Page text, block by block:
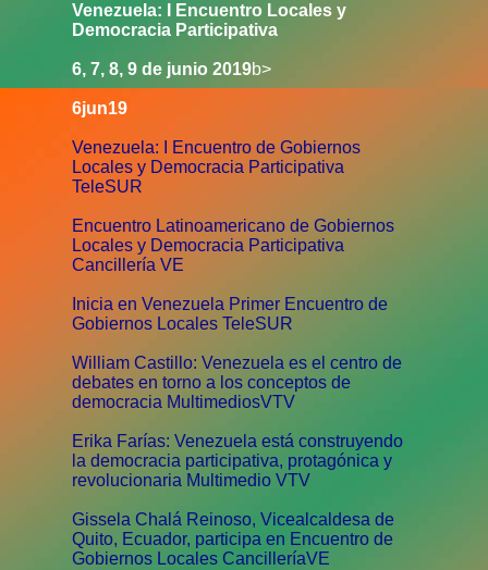
Venezuela: I Encuentro Locales y
Democracia Participativa
6, 7, 8, 9 de junio 2019b>
6jun19
Venezuela: I Encuentro de Gobiernos
Locales y Democracia Participativa
TeleSUR
Encuentro Latinoamericano de Gobiernos
Locales y Democracia Participativa
Cancillería VE
Inicia en Venezuela Primer Encuentro de
Gobiernos Locales TeleSUR
William Castillo: Venezuela es el centro de
debates en torno a los conceptos de
democracia MultimediosVTV
Erika Farías: Venezuela está construyendo
la democracia participativa, protagónica y
revolucionaria Multimedio VTV
Gissela Chalá Reinoso, Vicealcaldesa de
Quito, Ecuador, participa en Encuentro de
Gobiernos Locales CancilleríaVE